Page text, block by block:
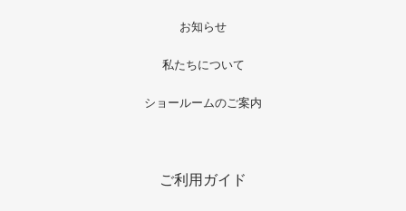
お知らせ
私たちについて
ショールームのご案内
ご利用ガイド